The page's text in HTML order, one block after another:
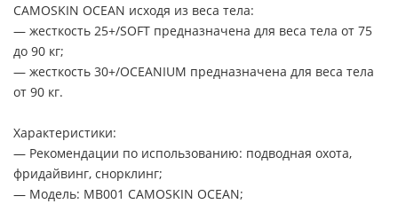
CAMOSKIN OCEAN исходя из веса тела:
— жесткость 25+/SOFT предназначена для веса тела от 75
до 90 кг;
— жесткость 30+/OCEANIUM предназначена для веса тела
от 90 кг.
Характеристики:
— Рекомендации по использованию: подводная охота,
фридайвинг, снорклинг;
— Модель: MB001 CAMOSKIN OCEAN;